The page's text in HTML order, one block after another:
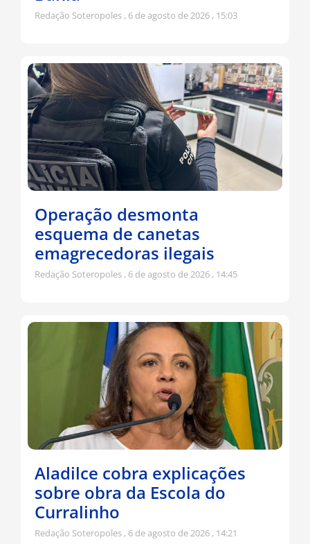
Redação Soteropoles 6 de agosto de 2026 15:03
Operação desmonta
esquema de canetas
emagrecedoras ilegais
Redação Soteropoles 6 de agosto de 2026 14:45
Aladilce cobra explicações
sobre obra da Escola do
Curralinho
Redação Soteropoles 6 de agosto de 2026 14:21